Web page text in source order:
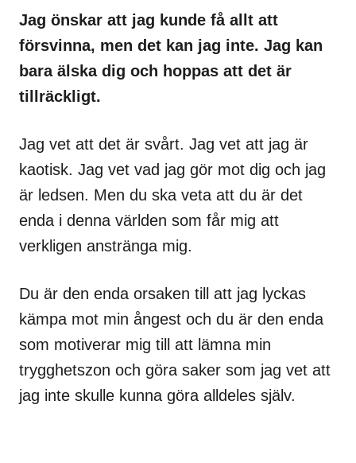
Jag önskar att jag kunde få allt att
försvinna, men det kan jag inte. Jag kan
bara älska dig och hoppas att det är
tillräckligt.
Jag vet att det är svårt. Jag vet att jag är
kaotisk. Jag vet vad jag gör mot dig och jag
är ledsen. Men du ska veta att du är det
enda i denna världen som får mig att
verkligen anstränga mig.
Du är den enda orsaken till att jag lyckas
kämpa mot min ångest och du är den enda
som motiverar mig till att lämna min
trygghetszon och göra saker som jag vet att
jag inte skulle kunna göra alldeles själv.